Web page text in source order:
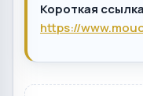
Короткая
https://